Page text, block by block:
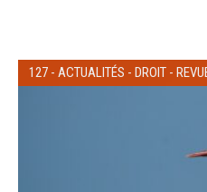
127 - ACTUALITÉS - DROIT -